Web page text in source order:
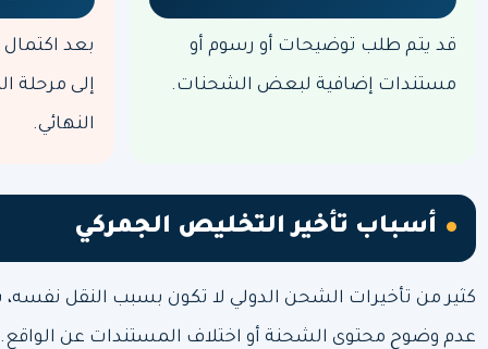
قد يتم طلب توضيحات أو رسوم أو
مستندات إضافية لبعض الشحنات.
بعد
إلى مرحلة
النهائي.
أسباب تأخير التخليص الجمركي
كثير من تأخيرات الشحن الدولي لا تكون بسبب النقل
عدم وضوح محتوى الشحنة أو اختلاف المستندات عن